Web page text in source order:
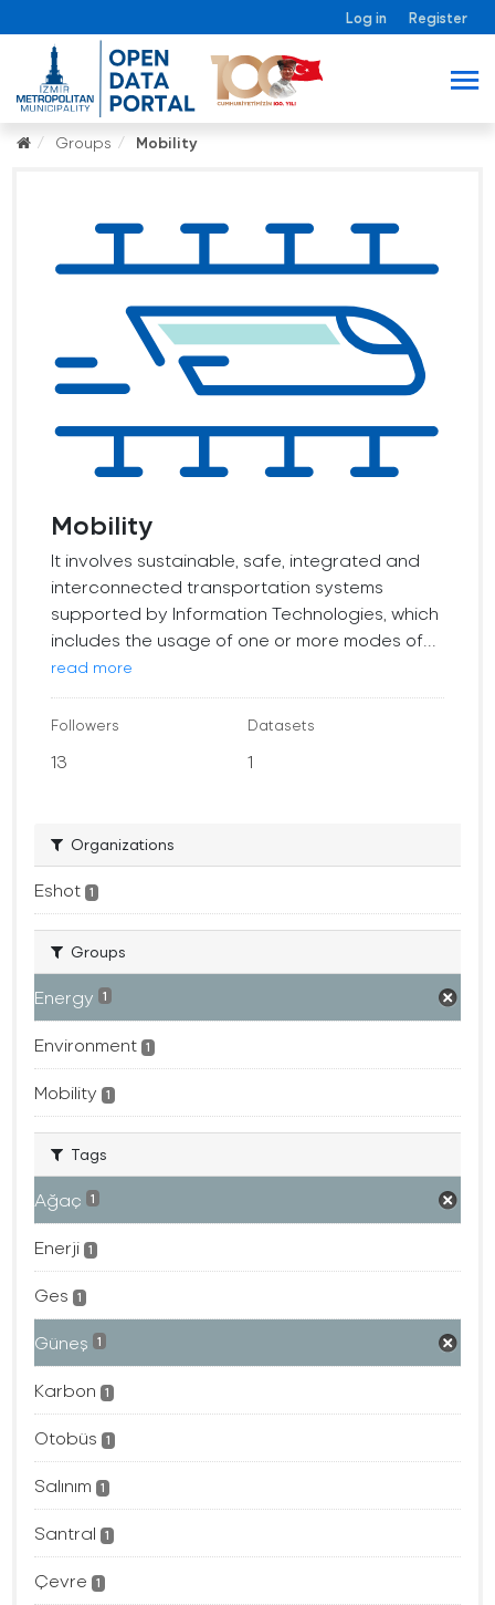
Log in Register
Groups Mobility
Mobility
It involves sustainable, safe, integrated and
interconnected transportation systems
supported by Information Technologies, which
includes the usage of one or more modes of...
read more
Followers
13
Datasets
1
Organizations
Eshot 1
Groups
Energy 1
Environment 1
Mobility 1
Tags
Ağaç 1
Enerji 1
Ges 1
Güneş 1
Karbon 1
Otobüs 1
Salınım 1
Santral 1
Çevre 1